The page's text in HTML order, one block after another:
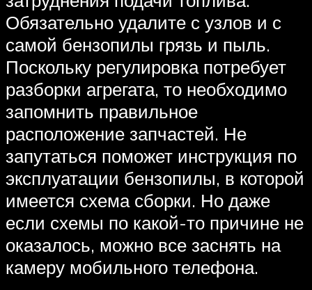
Обязательно удалите с узлов и с
самой бензопилы грязь и пыль.
Поскольку регулировка потребует
разборки агрегата, то необходимо
запомнить правильное
расположение запчастей. Не
запутаться поможет инструкция по
эксплуатации бензопилы, в которой
имеется схема сборки. Но даже
если схемы по какой-то причине не
оказалось, можно все заснять на
камеру мобильного телефона.